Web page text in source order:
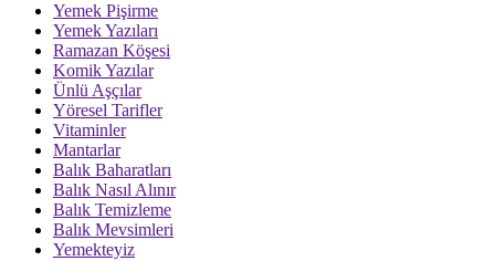
Yemek Pişirme
Yemek Yazıları
Ramazan Köşesi
Komik Yazılar
Ünlü Aşçılar
Yöresel Tarifler
Vitaminler
Mantarlar
Balık Baharatları
Balık Nasıl Alınır
Balık Temizleme
Balık Mevsimleri
Yemekteyiz